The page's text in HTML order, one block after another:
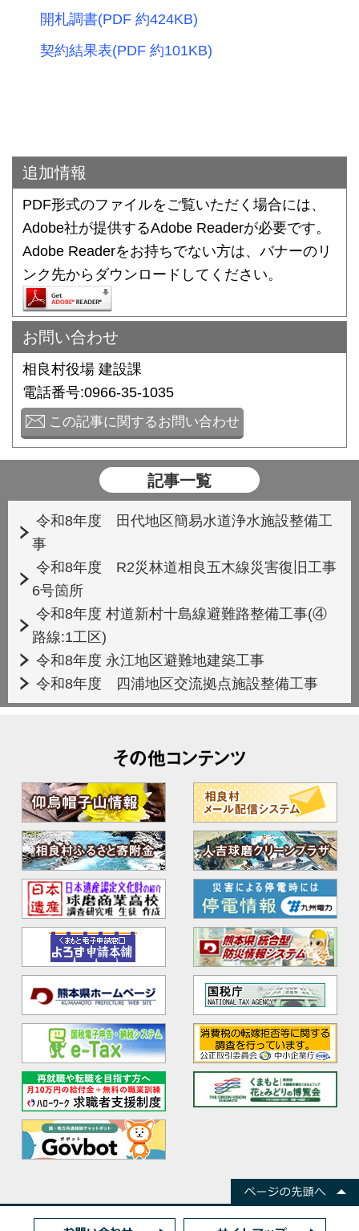
開札調書(PDF 約424KB)
契約結果表(PDF 約101KB)
追加情報
PDF形式のファイルをご覧いただく場合には、
Adobe社が提供するAdobe Readerが必要です。
Adobe Readerをお持ちでない方は、バナーのリ
ンク先からダウンロードしてください。
お問い合わせ
相良村役場 建設課
電話番号:0966-35-1035
この記事に関するお問い合わせ
記事一覧
令和8年度 田代地区簡易水道浄水施設整備工
事
令和8年度 R2災林道相良五木線災害復旧工事
6号箇所
令和8年度 村道新村十島線避難路整備工事(④
路線:1工区)
令和8年度 永江地区避難地建築工事
令和8年度 四浦地区交流拠点施設整備工事